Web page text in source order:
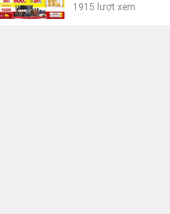
Buôn Ma Thuột
1915 lượt xem